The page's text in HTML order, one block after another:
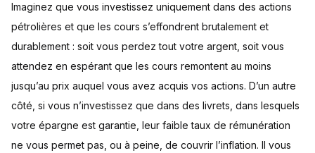
Imaginez que vous investissez uniquement dans des actions
pétrolières et que les cours s’effondrent brutalement et
durablement : soit vous perdez tout votre argent, soit vous
attendez en espérant que les cours remontent au moins
jusqu’au prix auquel vous avez acquis vos actions. D’un autre
côté, si vous n’investissez que dans des livrets, dans lesquels
votre épargne est garantie, leur faible taux de rémunération
ne vous permet pas, ou à peine, de couvrir l’inflation. Il vous